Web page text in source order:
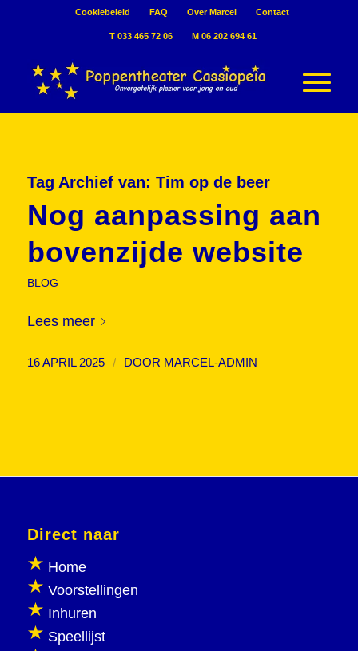
Cookiebeleid FAQ Over Marcel Contact
T 033 465 72 06 M 06 202 694 61
Tag Archief van: Tim op de beer
Nog aanpassing aan
bovenzijde website
BLOG
Lees meer
16 APRIL 2025 / DOOR MARCEL-ADMIN
Direct naar
Home
Voorstellingen
Inhuren
Speellijst